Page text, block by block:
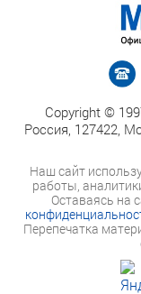
Copyright ©
Россия, 127422,
Наш сайт
работы,
Оставаясь на
Перепечатка